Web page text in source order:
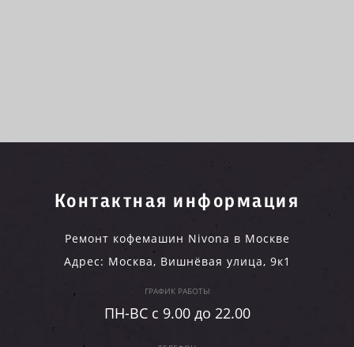
Контактная информация
Ремонт кофемашин Nivona в Москве
Адрес: Москва, Вишнёвая улица, 9к1
ГРАФИК РАБОТЫ
ПН-ВC c 9.00 до 22.00